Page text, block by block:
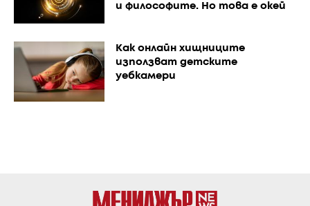
и философите. Но това е окей
Как онлайн хищниците
използват детските
уебкамери